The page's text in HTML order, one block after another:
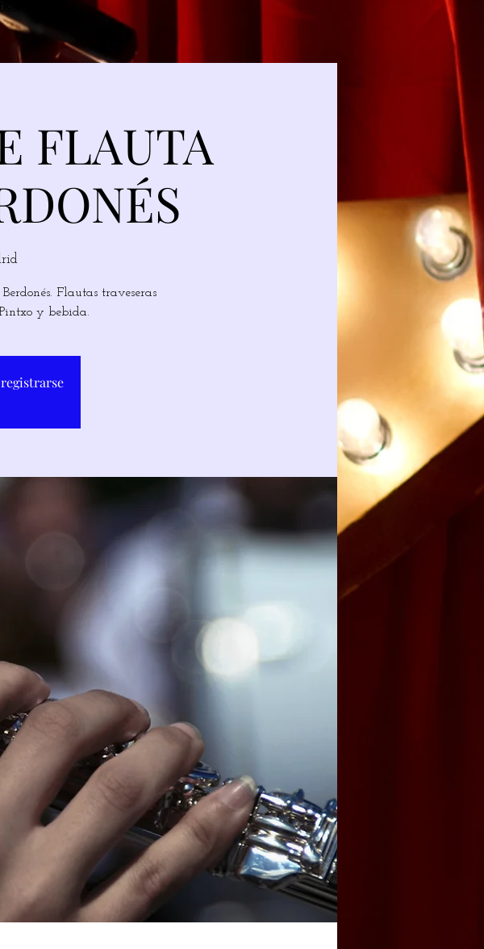
FLAUTA
Flautas traveseras
y bebida.